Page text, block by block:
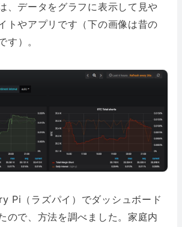
、データをグラフに表示して見や
トやアプリです（下の画像は昔の
）。
Pi（ラズパイ）でダッシュボード
ので、方法を調べました。家庭内